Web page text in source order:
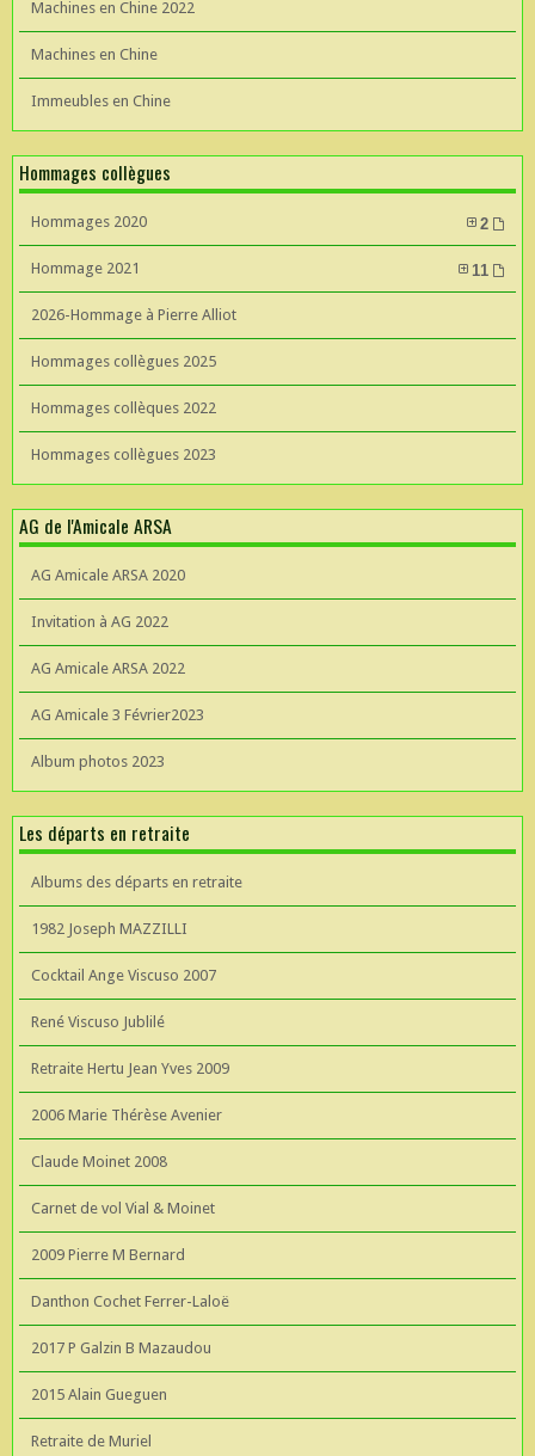
Machines en Chine 2022
Machines en Chine
Immeubles en Chine
Hommages collègues
Hommages 2020 2
Hommage 2021 11
2026-Hommage à Pierre Alliot
Hommages collègues 2025
Hommages collèques 2022
Hommages collègues 2023
AG de l'Amicale ARSA
AG Amicale ARSA 2020
Invitation à AG 2022
AG Amicale ARSA 2022
AG Amicale 3 Février2023
Album photos 2023
Les départs en retraite
Albums des départs en retraite
1982 Joseph MAZZILLI
Cocktail Ange Viscuso 2007
René Viscuso Jublilé
Retraite Hertu Jean Yves 2009
2006 Marie Thérèse Avenier
Claude Moinet 2008
Carnet de vol Vial & Moinet
2009 Pierre M Bernard
Danthon Cochet Ferrer-Laloë
2017 P Galzin B Mazaudou
2015 Alain Gueguen
Retraite de Muriel